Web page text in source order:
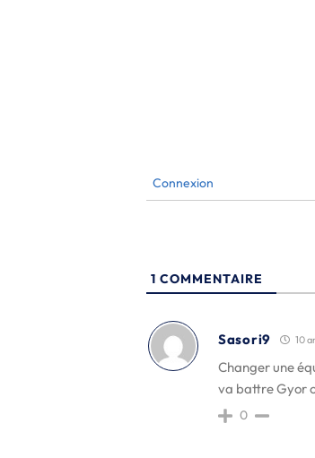
Connexion
1 COMMENTAIRE
Sasori9 10
Changer une
va battre Gyor
0